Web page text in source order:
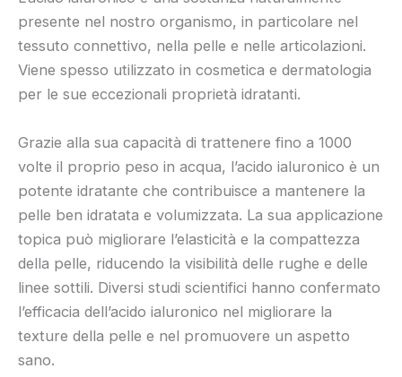
presente nel nostro organismo, in particolare nel
tessuto connettivo, nella pelle e nelle articolazioni.
Viene spesso utilizzato in cosmetica e dermatologia
per le sue eccezionali proprietà idratanti.
Grazie alla sua capacità di trattenere fino a 1000
volte il proprio peso in acqua, l’acido ialuronico è un
potente idratante che contribuisce a mantenere la
pelle ben idratata e volumizzata. La sua applicazione
topica può migliorare l’elasticità e la compattezza
della pelle, riducendo la visibilità delle rughe e delle
linee sottili. Diversi studi scientifici hanno confermato
l’efficacia dell’acido ialuronico nel migliorare la
texture della pelle e nel promuovere un aspetto
sano.